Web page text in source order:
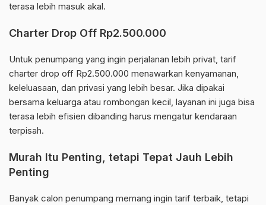
terasa lebih masuk akal.
Charter Drop Off Rp2.500.000
Untuk penumpang yang ingin perjalanan lebih privat, tarif
charter drop off Rp2.500.000 menawarkan kenyamanan,
keleluasaan, dan privasi yang lebih besar. Jika dipakai
bersama keluarga atau rombongan kecil, layanan ini juga bisa
terasa lebih efisien dibanding harus mengatur kendaraan
terpisah.
Murah Itu Penting, tetapi Tepat Jauh Lebih
Penting
Banyak calon penumpang memang ingin tarif terbaik, tetapi